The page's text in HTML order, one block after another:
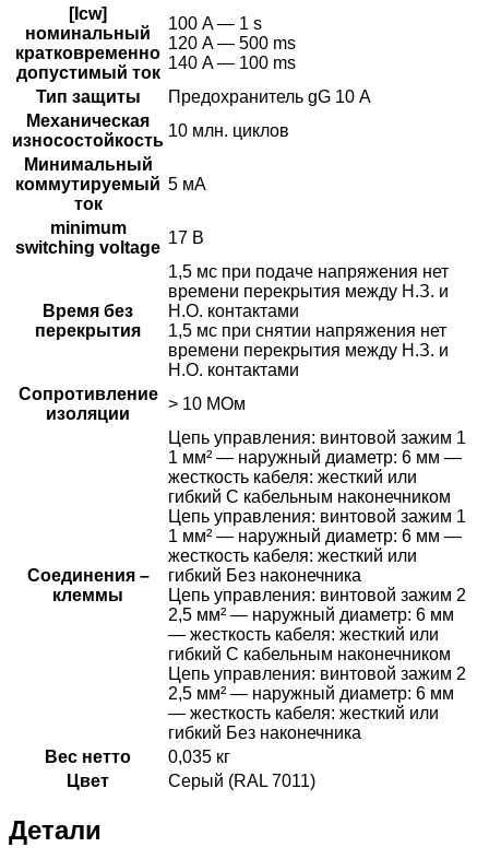
[Icw]
номинальный
кратковременно
допустимый ток
100 A — 1 s
120 A — 500 ms
140 A — 100 ms
Тип защиты
Предохранитель gG 10 А
Механическая
износостойкость
10 млн. циклов
Минимальный
коммутируемый
ток
5 мА
minimum
switching voltage
17 В
Время без
перекрытия
1,5 мс при подаче напряжения нет
времени перекрытия между Н.З. и
Н.О. контактами
1,5 мс при снятии напряжения нет
времени перекрытия между Н.З. и
Н.О. контактами
Сопротивление
изоляции
> 10 МОм
Соединения –
клеммы
Цепь управления: винтовой зажим 1
1 мм² — наружный диаметр: 6 мм —
жесткость кабеля: жесткий или
гибкий С кабельным наконечником
Цепь управления: винтовой зажим 1
1 мм² — наружный диаметр: 6 мм —
жесткость кабеля: жесткий или
гибкий Без наконечника
Цепь управления: винтовой зажим 2
2,5 мм² — наружный диаметр: 6 мм
— жесткость кабеля: жесткий или
гибкий С кабельным наконечником
Цепь управления: винтовой зажим 2
2,5 мм² — наружный диаметр: 6 мм
— жесткость кабеля: жесткий или
гибкий Без наконечника
Вес нетто
0,035 кг
Цвет
Серый (RAL 7011)
Детали